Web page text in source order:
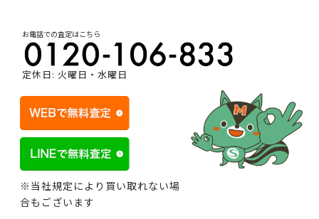
お電話での査定はこちら
定休日: 火曜日・水曜日
※当社規定により買い取れない場
合もございます